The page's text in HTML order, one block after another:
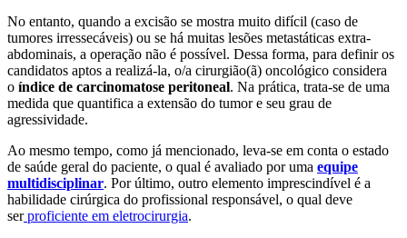
No entanto, quando a excisão se mostra muito difícil (caso de
tumores irressecáveis) ou se há muitas lesões metastáticas extra-
abdominais, a operação não é possível. Dessa forma, para definir os
candidatos aptos a realizá-la, o/a cirurgião(ã) oncológico considera
o índice de carcinomatose peritoneal. Na prática, trata-se de uma
medida que quantifica a extensão do tumor e seu grau de
agressividade.
Ao mesmo tempo, como já mencionado, leva-se em conta o estado
de saúde geral do paciente, o qual é avaliado por uma equipe
multidisciplinar. Por último, outro elemento imprescindível é a
habilidade cirúrgica do profissional responsável, o qual deve
serproficiente em eletrocirurgia.